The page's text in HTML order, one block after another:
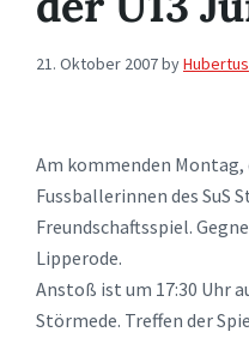
21. Oktober 2007byHubertus
Am kommenden Montag,
Fussballerinnen des SuS
Freundschaftsspiel.
Lipperode.
Anstoß ist um 17:30 Uhr
Störmede. Treffen der